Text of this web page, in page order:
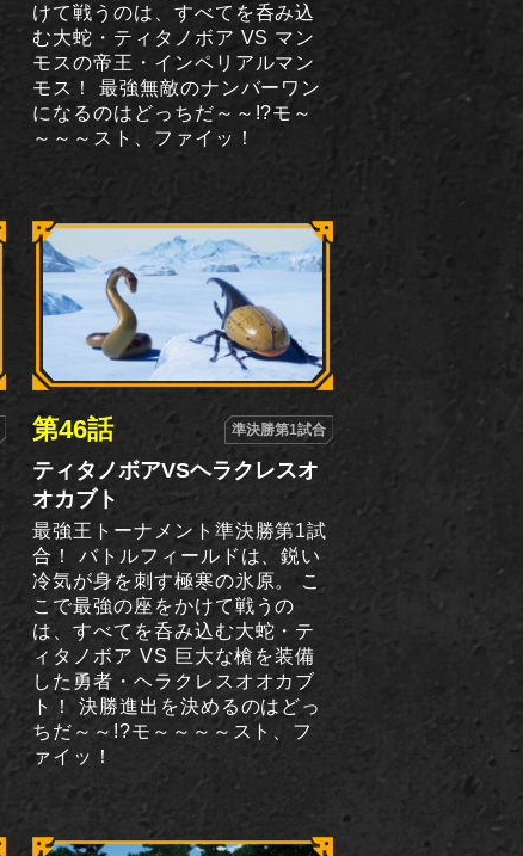
けて戦うのは、すべてを呑み込
む大蛇・ティタノボア VS マン
モスの帝王・インペリアルマン
モス！ 最強無敵のナンバーワン
になるのはどっちだ～～!?モ～
～～～スト、ファイッ！
第46話 準決勝第1試合
ティタノボアVSヘラクレスオ
オカブト
最強王トーナメント準決勝第1試
合！ バトルフィールドは、鋭い
冷気が身を刺す極寒の氷原。 こ
こで最強の座をかけて戦うの
は、すべてを呑み込む大蛇・テ
ィタノボア VS 巨大な槍を装備
した勇者・ヘラクレスオオカブ
ト！ 決勝進出を決めるのはどっ
ちだ～～!?モ～～～～スト、フ
ァイッ！